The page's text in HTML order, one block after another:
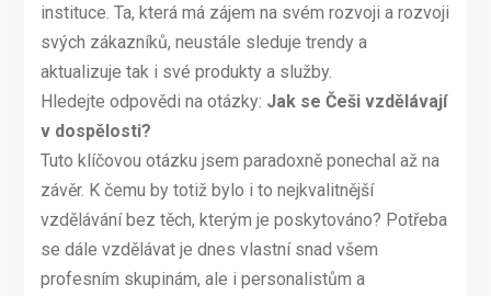
instituce. Ta, která má zájem na svém rozvoji a rozvoji
svých zákazníků, neustále sleduje trendy a
aktualizuje tak i své produkty a služby.
Hledejte odpovědi na otázky: Jak se Češi vzdělávají
v dospělosti?
Tuto klíčovou otázku jsem paradoxně ponechal až na
závěr. K čemu by totiž bylo i to nejkvalitnější
vzdělávání bez těch, kterým je poskytováno? Potřeba
se dále vzdělávat je dnes vlastní snad všem
profesním skupinám, ale i personalistům a